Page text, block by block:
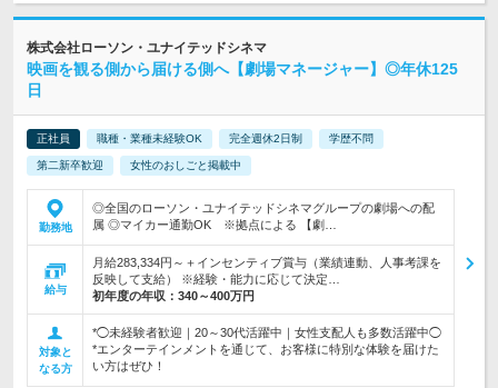
株式会社ローソン・ユナイテッドシネマ
映画を観る側から届ける側へ【劇場マネージャー】◎年休125
日
正社員 職種・業種未経験OK 完全週休2日制 学歴不問
第二新卒歓迎 女性のおしごと掲載中
勤務地
◎全国のローソン・ユナイテッドシネマグループの劇場への配
属 ◎マイカー通勤OK ※拠点による 【劇…
給与
月給283,334円～＋インセンティブ賞与（業績連動、人事考課を
反映して支給） ※経験・能力に応じて決定…
初年度の年収： 340～400万円
対象と
なる方
*◯未経験者歓迎｜20～30代活躍中｜女性支配人も多数活躍中◯
*エンターテインメントを通じて、お客様に特別な体験を届けた
い方はぜひ！